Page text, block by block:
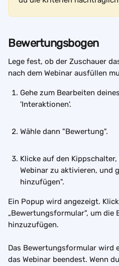
Bewertungsbogen
Lege fest, ob der Zuschauer
nach dem Webinar ausfüllen
Gehe zum Bearbeiten
'Interaktionen'.
Wähle dann "Bewertung".
Klicke auf den
Webinar zu aktivieren, und
hinzufügen".
Ein Popup wird angezeigt.
„Bewertungsformular", um die
hinzuzufügen.
Das Bewertungsformular wird
das Webinar beendest. Wenn